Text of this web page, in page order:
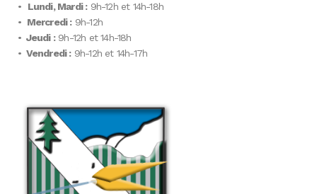
• Lundi, Mardi :9h-12h et 14h-18h
• Mercredi :9h-12h
• Jeudi :9h-12h et 14h-18h
• Vendredi :9h-12h et 14h-17h